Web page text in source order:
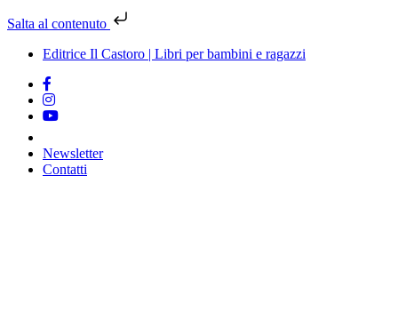
Salta al contenuto
Editrice Il Castoro | Libri per bambini e ragazzi
Newsletter
Contatti